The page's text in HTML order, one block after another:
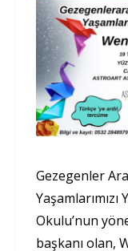
Gezegenler
Okulu’nun
başkanı olan,